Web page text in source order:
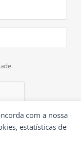
com a nossa
estatísticas de